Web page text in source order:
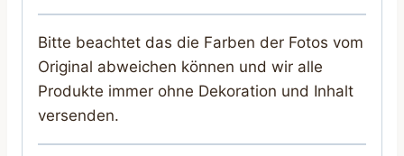
Bitte beachtet das die Farben der Fotos vom
Original abweichen können und wir alle
Produkte immer ohne Dekoration und Inhalt
versenden.